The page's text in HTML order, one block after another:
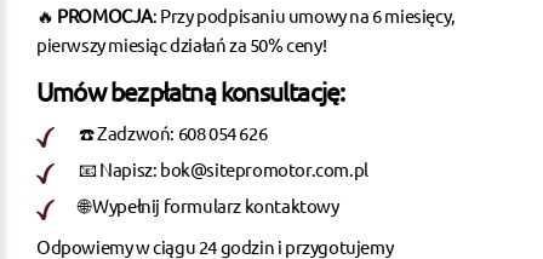
🔥 PROMOCJA: Przy podpisaniu umowy na 6 miesięcy,
pierwszy miesiąc działań za 50% ceny!
Umów bezpłatną konsultację:
☎️ Zadzwoń: 608 054 626
📧 Napisz: bok@sitepromotor.com.pl
🌐 Wypełnij formularz kontaktowy
Odpowiemy w ciągu 24 godzin i przygotujemy